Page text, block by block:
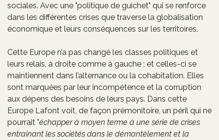
sociales. Avec une "politique de guichet" qui se renforce
dans les différentes crises que traverse la globalisation
économique et leurs conséquences sur les territoires.
Cette Europe n’a pas changé les classes politiques et
leurs relais, à droite comme à gauche ; et celles-ci se
maintiennent dans l’alternance ou la cohabitation. Elles
sont marquées par leur incompétence et la corruption
aux dépens des besoins de leurs pays. Dans cette
Europe Lafont voit, de façon prémonitoire, un péril qui ne
pourrait "échapper à moyen terme à une série de crises
entraînant les sociétés dans le démantèlement et la